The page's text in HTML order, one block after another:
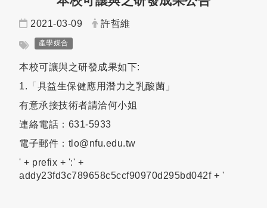
日期：
2021-03-09 發布者：
許哲維
標籤：
產學媒合
本校可讓與之研發成果如下:
1.「具益生保健應用潛力之乳酸菌」
有意承接技術者請洽何小姐
連絡電話：631-5933
電子郵件： tlo@nfu.edu.tw
' + prefix + ':' +
addy23fd3c789658c5ccf90970d295bd042f + '